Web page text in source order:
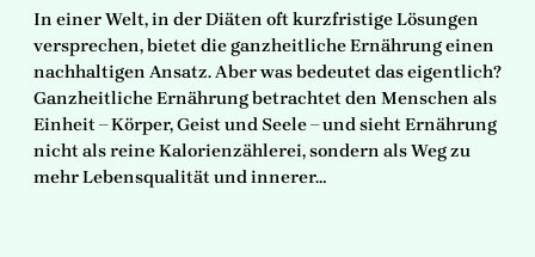
In einer Welt, in der Diäten oft kurzfristige Lösungen
versprechen, bietet die ganzheitliche Ernährung einen
nachhaltigen Ansatz. Aber was bedeutet das eigentlich?
Ganzheitliche Ernährung betrachtet den Menschen als
Einheit – Körper, Geist und Seele – und sieht Ernährung
nicht als reine Kalorienzählerei, sondern als Weg zu
mehr Lebensqualität und innerer…